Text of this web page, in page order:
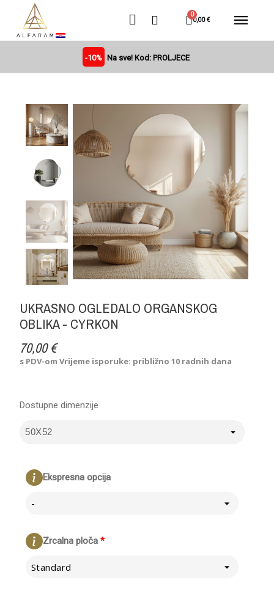
0,00 €
-10% Na sve! Kod: PROLJECE
UKRASNO OGLEDALO ORGANSKOG
OBLIKA - CYRKON
70,00 €
s PDV-omVrijeme isporuke: približno 10 radnih dana
Ekspresna opcija
-
*
Zrcalna ploča
Standard
Dostupne dimenzije